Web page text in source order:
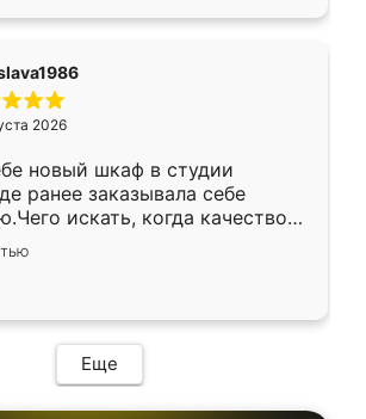
2026
новый шкаф в студии
ранее заказывала себе
искать, когда качеством
Служит кухня уже почти
нет.
Еще